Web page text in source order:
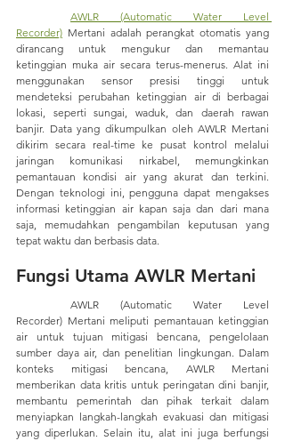
AWLR (Automatic Water Level
Recorder) Mertani adalah perangkat otomatis yang
dirancang untuk mengukur dan memantau
ketinggian muka air secara terus-menerus. Alat ini
menggunakan sensor presisi tinggi untuk
mendeteksi perubahan ketinggian air di berbagai
lokasi, seperti sungai, waduk, dan daerah rawan
banjir. Data yang dikumpulkan oleh AWLR Mertani
dikirim secara real-time ke pusat kontrol melalui
jaringan komunikasi nirkabel, memungkinkan
pemantauan kondisi air yang akurat dan terkini.
Dengan teknologi ini, pengguna dapat mengakses
informasi ketinggian air kapan saja dan dari mana
saja, memudahkan pengambilan keputusan yang
tepat waktu dan berbasis data.
Fungsi Utama AWLR Mertani
Recorder) Mertani meliputi pemantauan ketinggian
air untuk tujuan mitigasi bencana, pengelolaan
sumber daya air, dan penelitian lingkungan. Dalam
konteks mitigasi bencana, AWLR Mertani
memberikan data kritis untuk peringatan dini banjir,
membantu pemerintah dan pihak terkait dalam
menyiapkan langkah-langkah evakuasi dan mitigasi
yang diperlukan. Selain itu, alat ini juga berfungsi